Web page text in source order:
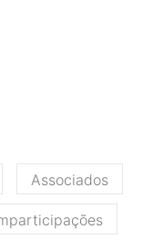
Associados